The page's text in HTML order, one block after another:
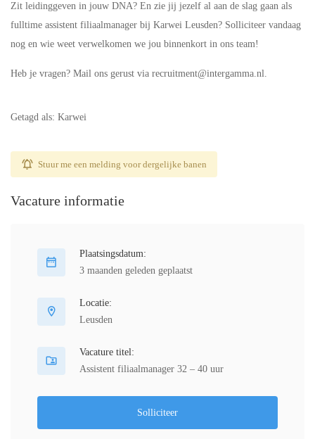
Zit leidinggeven in jouw DNA? En zie jij jezelf al aan de slag gaan als
fulltime assistent filiaalmanager bij Karwei Leusden? Solliciteer vandaag
nog en wie weet verwelkomen we jou binnenkort in ons team!
Heb je vragen? Mail ons gerust via recruitment@intergamma.nl.
Getagd als: Karwei
Stuur me een melding voor dergelijke banen
Vacature informatie
Plaatsingsdatum:
3 maanden geleden geplaatst
Locatie:
Leusden
Vacature titel:
Assistent filiaalmanager 32 – 40 uur
Solliciteer